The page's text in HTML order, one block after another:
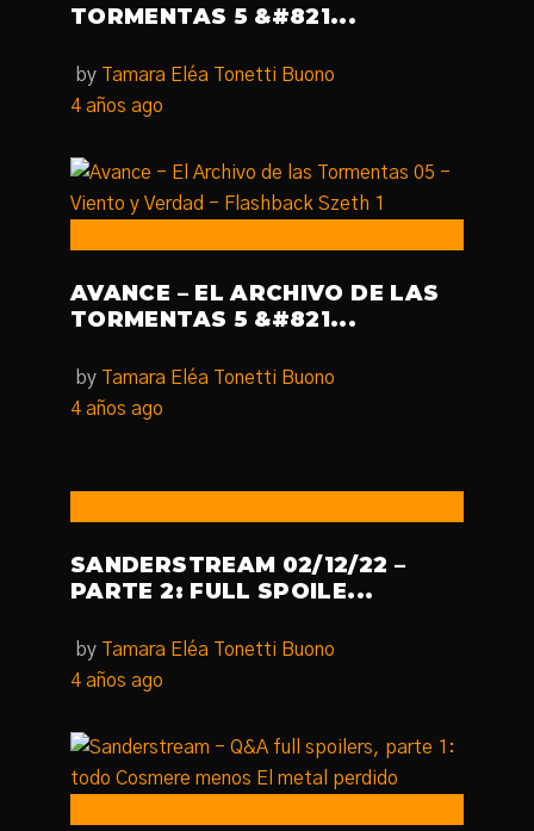
TORMENTAS 5 &#821...
by
Tamara Eléa Tonetti Buono
4 años ago
AVANCE – EL ARCHIVO DE LAS
TORMENTAS 5 &#821...
by
Tamara Eléa Tonetti Buono
4 años ago
SANDERSTREAM 02/12/22 –
PARTE 2: FULL SPOILE...
by
Tamara Eléa Tonetti Buono
4 años ago